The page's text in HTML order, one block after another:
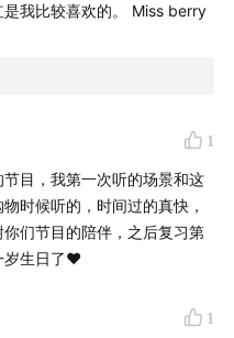
载本站内容必须遵循津津
如希望参与本节目评论区
异议需首先与我们联系，
明和评论须知。音频播放
我比较喜欢的。 Miss berry
1
目，我第一次听的场景和这
时候听的，时间过的真快，
们节目的陪伴，之后复习第
岁生日了♥️
1